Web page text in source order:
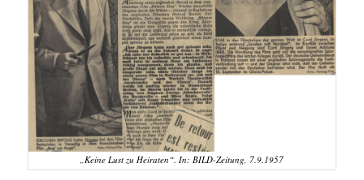
„Keine Lust zu Heiraten“. In: BILD-Zeitung, 7.9.1957